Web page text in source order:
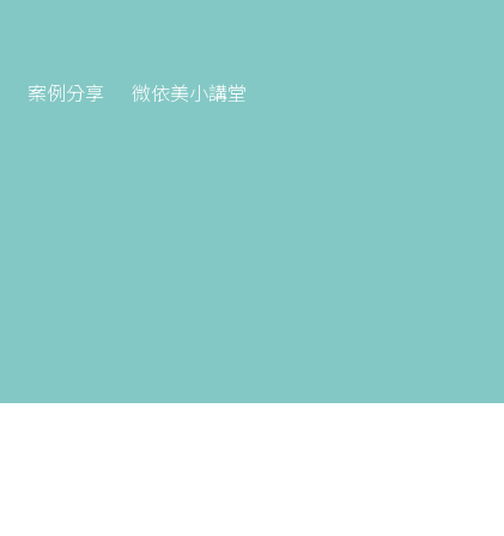
案例分享 微依美小講堂